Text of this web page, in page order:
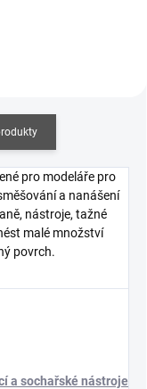
pro modeláře pro
a nanášení
nástroje, tažné
malé množství
povrch.
a sochařské nástroje